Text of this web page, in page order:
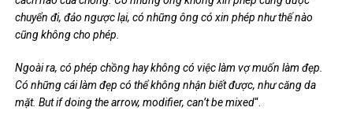
The wife should be not allow chồng khi đi làm đẹp hoặc không theo
cách nào của chồng. Có những ông không xin phép cũng được
cũng không cho phép.
Ngoài ra, có phép chồng hay không có việc làm vợ muốn làm đẹp.